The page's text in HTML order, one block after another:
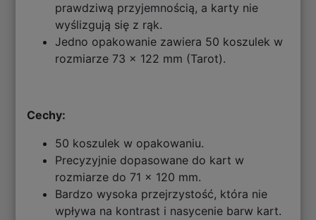
prawdziwą przyjemnością, a karty nie
wyślizgują się z rąk.
Jedno opakowanie zawiera 50 koszulek w
rozmiarze 73 x 122 mm (Tarot).
Cechy:
50 koszulek w opakowaniu.
Precyzyjnie dopasowane do kart w
rozmiarze do 71 x 120 mm.
Bardzo wysoka przejrzystość, która nie
wpływa na kontrast i nasycenie barw kart.